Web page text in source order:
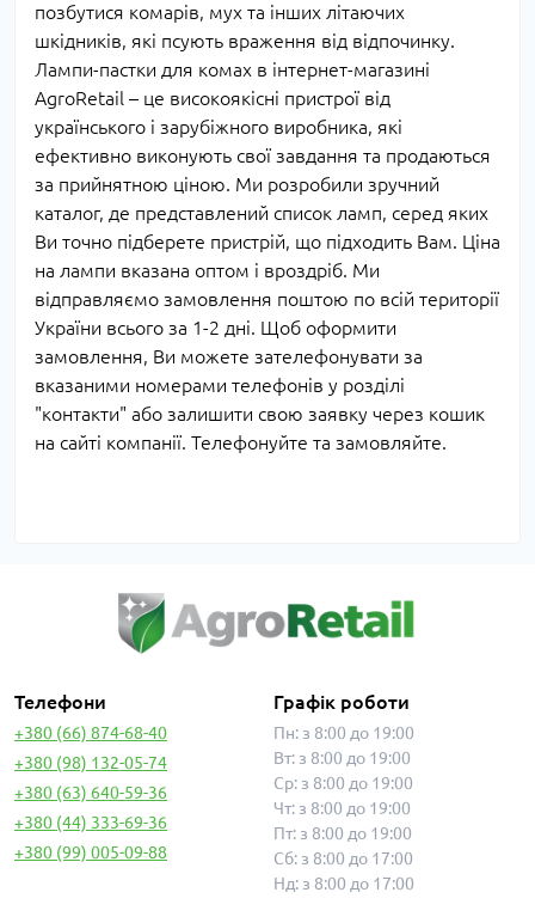
позбутися комарів, мух та інших літаючих
шкідників, які псують враження від відпочинку.
Лампи-пастки для комах в інтернет-магазині
AgroRetail – це високоякісні пристрої від
українського і зарубіжного виробника, які
ефективно виконують свої завдання та продаються
за прийнятною ціною. Ми розробили зручний
каталог, де представлений список ламп, серед яких
Ви точно підберете пристрій, що підходить Вам. Ціна
на лампи вказана оптом і вроздріб. Ми
відправляємо замовлення поштою по всій території
України всього за 1-2 дні. Щоб оформити
замовлення, Ви можете зателефонувати за
вказаними номерами телефонів у розділі
"контакти" або залишити свою заявку через кошик
на сайті компанії. Телефонуйте та замовляйте.
Телефони
+380 (66) 874-68-40
+380 (98) 132-05-74
+380 (63) 640-59-36
+380 (44) 333-69-36
+380 (99) 005-09-88
Графік роботи
Пн: з 8:00 до 19:00
Вт: з 8:00 до 19:00
Ср: з 8:00 до 19:00
Чт: з 8:00 до 19:00
Пт: з 8:00 до 19:00
Сб: з 8:00 до 17:00
Нд: з 8:00 до 17:00